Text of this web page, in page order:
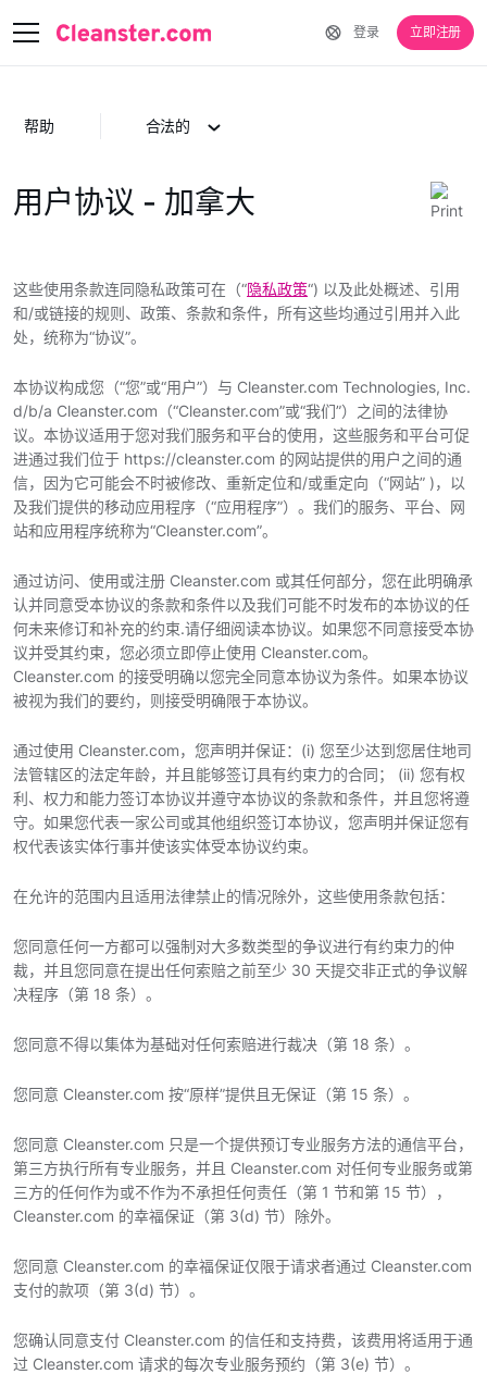
登录 立即注册
帮助 合法的
用户协议 - 加拿大
这些使用条款连同隐私政策可在（“隐私政策“) 以及此处概述、引用
和/或链接的规则、政策、条款和条件，所有这些均通过引用并入此
处，统称为“协议”。
本协议构成您（“您”或“用户”）与 Cleanster.com Technologies, Inc.
d/b/a Cleanster.com（“Cleanster.com”或“我们”）之间的法律协
议。本协议适用于您对我们服务和平台的使用，这些服务和平台可促
进通过我们位于 https://cleanster.com 的网站提供的用户之间的通
信，因为它可能会不时被修改、重新定位和/或重定向（“网站” )，以
及我们提供的移动应用程序（“应用程序”）。我们的服务、平台、网
站和应用程序统称为“Cleanster.com”。
通过访问、使用或注册 Cleanster.com 或其任何部分，您在此明确承
认并同意受本协议的条款和条件以及我们可能不时发布的本协议的任
何未来修订和补充的约束.请仔细阅读本协议。如果您不同意接受本协
议并受其约束，您必须立即停止使用 Cleanster.com。
Cleanster.com 的接受明确以您完全同意本协议为条件。如果本协议
被视为我们的要约，则接受明确限于本协议。
通过使用 Cleanster.com，您声明并保证：(i) 您至少达到您居住地司
法管辖区的法定年龄，并且能够签订具有约束力的合同； (ii) 您有权
利、权力和能力签订本协议并遵守本协议的条款和条件，并且您将遵
守。如果您代表一家公司或其他组织签订本协议，您声明并保证您有
权代表该实体行事并使该实体受本协议约束。
在允许的范围内且适用法律禁止的情况除外，这些使用条款包括：
您同意任何一方都可以强制对大多数类型的争议进行有约束力的仲
裁，并且您同意在提出任何索赔之前至少 30 天提交非正式的争议解
决程序（第 18 条）。
您同意不得以集体为基础对任何索赔进行裁决（第 18 条）。
您同意 Cleanster.com 按“原样”提供且无保证（第 15 条）。
您同意 Cleanster.com 只是一个提供预订专业服务方法的通信平台，
第三方执行所有专业服务，并且 Cleanster.com 对任何专业服务或第
三方的任何作为或不作为不承担任何责任（第 1 节和第 15 节），
Cleanster.com 的幸福保证（第 3(d) 节）除外。
您同意 Cleanster.com 的幸福保证仅限于请求者通过 Cleanster.com
支付的款项（第 3(d) 节）。
您确认同意支付 Cleanster.com 的信任和支持费，该费用将适用于通
过 Cleanster.com 请求的每次专业服务预约（第 3(e) 节）。